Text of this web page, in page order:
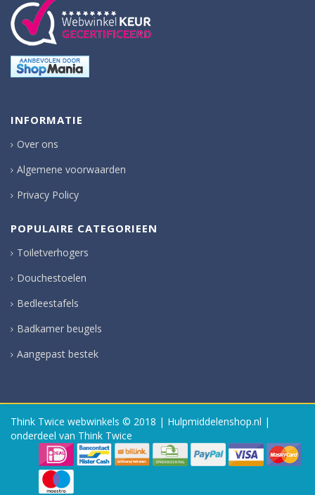
INFORMATIE
Over ons
Algemene voorwaarden
Privacy Policy
POPULAIRE CATEGORIEEN
Toiletverhogers
Douchestoelen
Bedleestafels
Badkamer beugels
Aangepast bestek
Think Twice webwinkels © 2018 | Hulpmiddelenshop.nl |
onderdeel van Think Twice